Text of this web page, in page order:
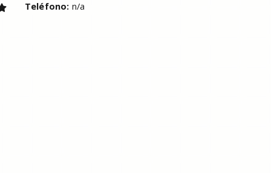
Teléfono: n/a